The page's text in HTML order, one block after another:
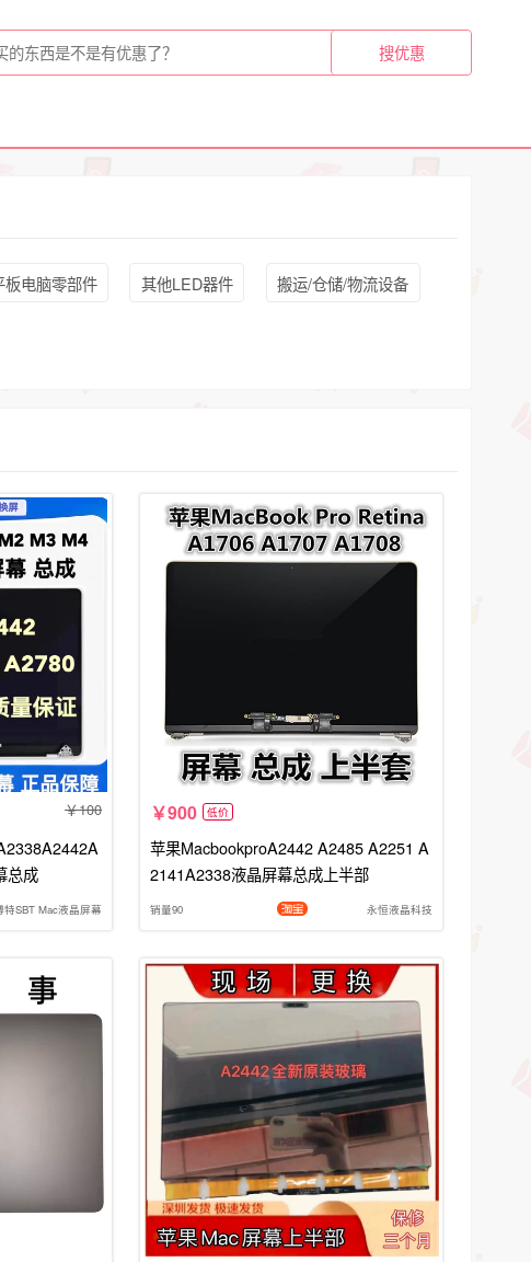
板电脑零部件 其他LED器件 搬运/仓储/物流设备
100
总成
特SBT Mac液晶屏幕
900 低价
苹果MacbookproA2442 A2485 A2251 A
2141A2338液晶屏幕总成上半部
销量90 永恒液晶科技